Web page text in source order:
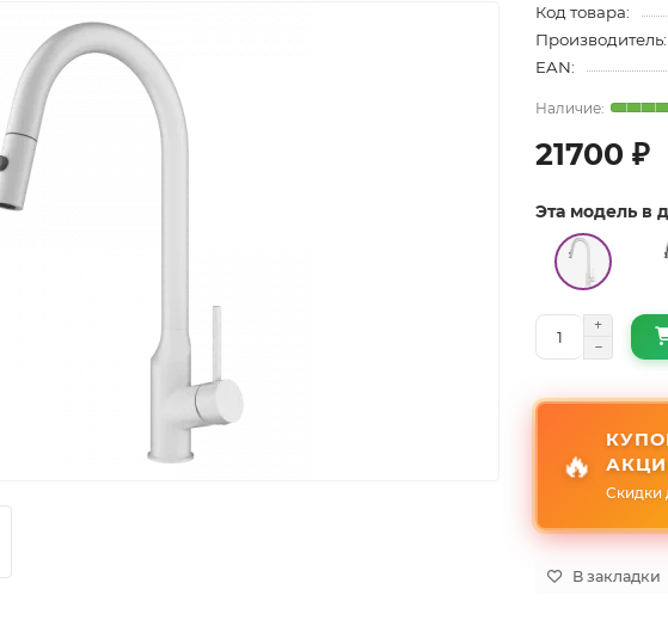
Код товара:
Производитель:
EAN:
21700 ₽
Эта модель в
🔥
Скидки
В закладки